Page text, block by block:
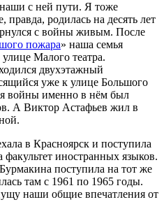
с ней пути. Я тоже
правда, родилась на десять лет
с войны живым. После
пожара» наша семья
Малого театра.
двухэтажный
уже к улице Большого
войны именно в нём был
А Виктор Астафьев жил в
в Красноярск и поступила
факультет иностранных языков.
поступила на тот же
там с 1961 по 1965 годы.
наши общие впечатления от